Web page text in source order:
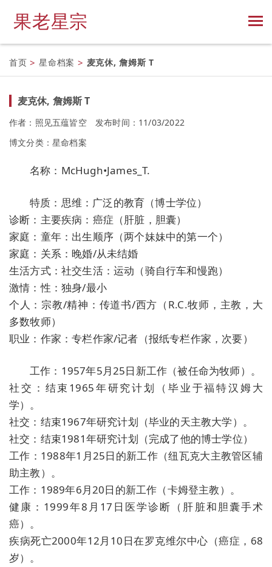
果老星宗
首页 > 星命档案 > 麦克休, 詹姆斯 T
麦克休, 詹姆斯 T
作者：照见五蕴皆空
发布时间：11/03/2022
博文分类： 星命档案
名称：McHugh•James_T.
特质：思维：广泛的教育（博士学位）
诊断：主要疾病：癌症（肝脏，胆囊）
家庭：童年：出生顺序（两个妹妹中的第一个）
家庭：关系：晚婚/从未结婚
生活方式：社交生活：运动（骑自行车和慢跑）
激情：性：独身/最小
个人：宗教/精神：传道书/西方（R.C.牧师，主教，大
多数牧师）
职业：作家：专栏作家/记者（报纸专栏作家，次要）
工作：1957年5月25日新工作（被任命为牧师）。
社交：结束1965年研究计划（毕业于福特汉姆大
学）。
社交：结束1967年研究计划（毕业的天主教大学）。
社交：结束1981年研究计划（完成了他的博士学位）
工作：1988年1月25日的新工作（纽瓦克大主教管区辅
助主教）。
工作：1989年6月20日的新工作（卡姆登主教）。
健康：1999年8月17日医学诊断（肝脏和胆囊手术
癌）。
疾病死亡2000年12月10日在罗克维尔中心（癌症，68
岁）。